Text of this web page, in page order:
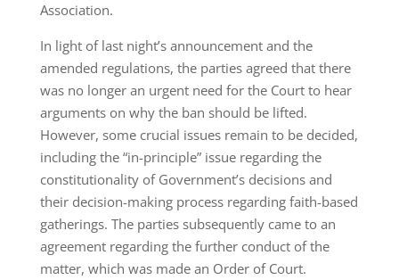
Association.
In light of last night’s announcement and the
amended regulations, the parties agreed that there
was no longer an urgent need for the Court to hear
arguments on why the ban should be lifted.
However, some crucial issues remain to be decided,
including the “in-principle” issue regarding the
constitutionality of Government’s decisions and
their decision-making process regarding faith-based
gatherings. The parties subsequently came to an
agreement regarding the further conduct of the
matter, which was made an Order of Court.